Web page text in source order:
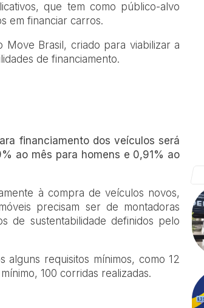
que tem como público-alvo
em financiar carros.
Move Brasil, criado para viabilizar a
de financiamento.
financiamento dos veículos será
ao mês para homens e 0,91% ao
à compra de veículos novos,
precisam ser de montadoras
de sustentabilidade definidos pelo
alguns requisitos mínimos, como 12
100 corridas realizadas.